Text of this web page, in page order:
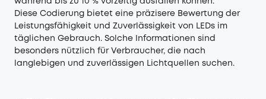
Diese Codierung bietet eine präzisere Bewertung der
Leistungsfähigkeit und Zuverlässigkeit von LEDs im
täglichen Gebrauch. Solche Informationen sind
besonders nützlich für Verbraucher, die nach
langlebigen und zuverlässigen Lichtquellen suchen.